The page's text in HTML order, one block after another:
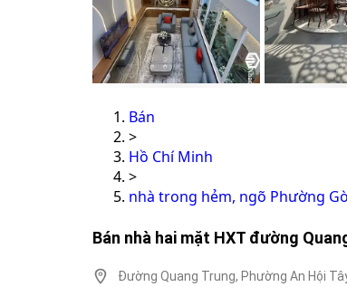
Bán
>
Hồ Chí Minh
>
nhà trong hẻm, ngõ Phường
Bán nhà hai mặt HXT đường
Đường Quang Trung, Phường An Hội